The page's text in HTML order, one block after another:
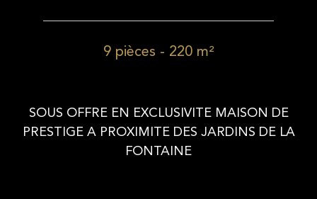
9 pièces - 220 m²
SOUS OFFRE EN EXCLUSIVITE MAISON DE
PRESTIGE A PROXIMITE DES JARDINS DE LA
FONTAINE